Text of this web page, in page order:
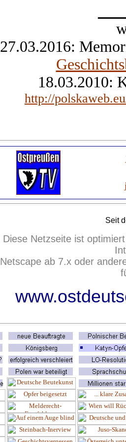
27.03.2016:
18.03.2010:
http://
Seit
Diese Netzseite ist
Netscape ab 7.x oder